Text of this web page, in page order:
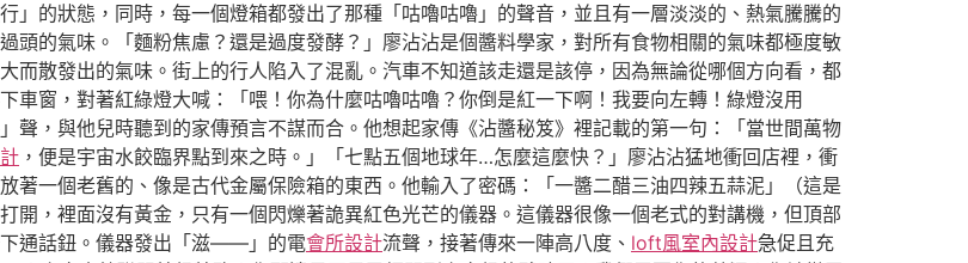
」的狀態，同時，每一個燈箱都發出了那種「咕嚕咕嚕」的聲音，並且有一層淡淡的、熱氣騰騰的
的氣味。「麵粉焦慮？還是過度發酵？」廖沾沾是個醬料學家，對所有食物相關的氣味都極度敏
而散發出的氣味。街上的行人陷入了混亂。汽車不知道該走還是該停，因為無論從哪個方向看，都
車窗，對著紅綠燈大喊：「喂！你為什麼咕嚕咕嚕？你倒是紅一下啊！我要向左轉！綠燈沒用
聲，與他兒時聽到的家傳預言不謀而合。他想起家傳《沾醬秘笈》裡記載的第一句：「當世間萬物
，便是宇宙水餃臨界點到來之時。」「七點五個地球年…怎麼這麼快？」廖沾沾猛地衝回店裡，衝
著一個老舊的、像是古代金屬保險箱的東西。他輸入了密碼：「一醬二醋三油四辣五蒜泥」（這是
開，裡面沒有黃金，只有一個閃爍著詭異紅色光芒的儀器。這儀器很像一個老式的對講機，但頂部
通話鈕。儀器發出「滋——」的電會所設計流聲，接著傳來一陣高八度、 loft風室內設計急促且充